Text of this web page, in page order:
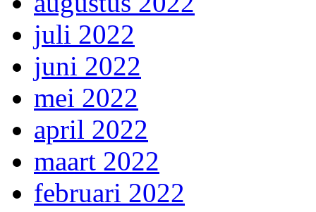
juli 2022
juni 2022
mei 2022
april 2022
maart 2022
februari 2022